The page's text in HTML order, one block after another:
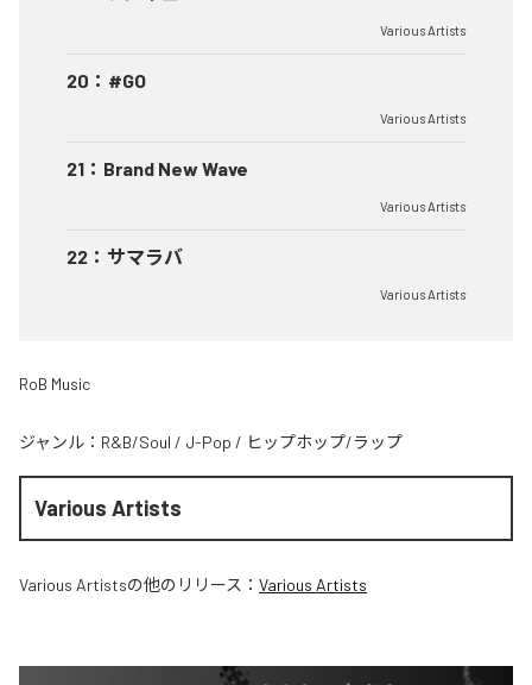
Various Artists
20 ： #GO
Various Artists
21 ： Brand New Wave
Various Artists
22 ： サマラバ
Various Artists
RoB Music
ジャンル： R&B/Soul / J-Pop / ヒップホップ/ラップ
Various Artists
Various Artistsの他のリリース： Various Artists